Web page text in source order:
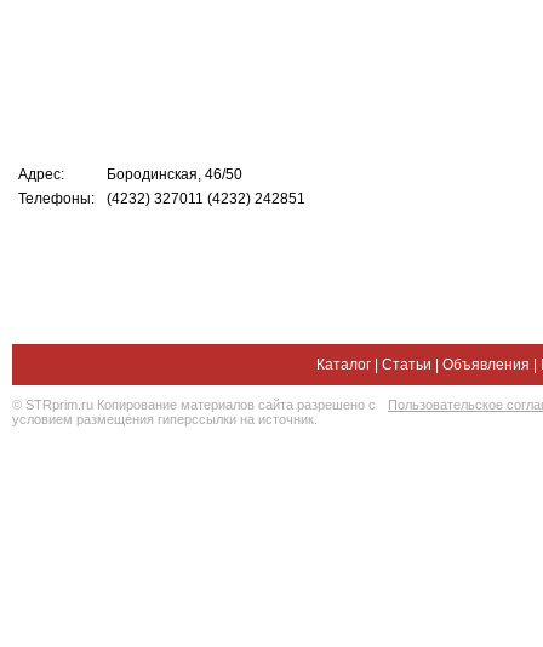
Адрес:
Бородинская, 46/50
Телефоны:
(4232) 327011 (4232) 242851
Каталог Статьи Объявления
© STRprim.ru Копирование материалов сайта разрешено с
условием размещения гиперссылки на источник.
Пользовательское